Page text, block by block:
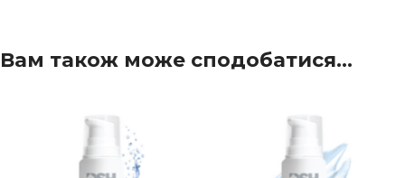
Вам також може сподобатися…